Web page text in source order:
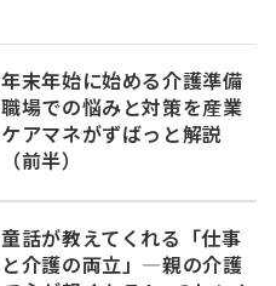
年末年始に始める介護準備
職場での悩みと対策を産業
ケアマネがずばっと解説
（前半）
童話が教えてくれる「仕事
と介護の両立」―親の介護